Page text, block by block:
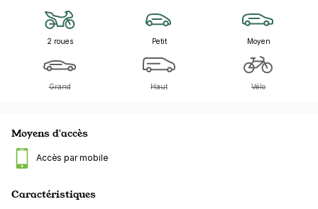
2 roues Petit Moyen
Grand Haut Vélo
Moyens d'accès
Accès par mobile
Caractéristiques